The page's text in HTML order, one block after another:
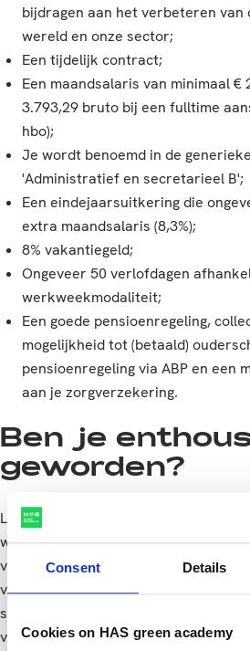
Consent Details
Cookies on HAS green academy
bijdragen aan het verbeteren van
wereld en onze sector;
Een tijdelijk contract;
Een maandsalaris van minimaal €
3.793,29 bruto bij een fulltime
hbo);
Je wordt benoemd in de
'Administratief en secretarieel B';
Een eindejaarsuitkering die
extra maandsalaris (8,3%);
8% vakantiegeld;
Ongeveer 50 verlofdagen
werkweekmodaliteit;
Een goede pensioenregeling,
mogelijkheid tot (betaald)
pensioenregeling via ABP en een
aan je zorgverzekering.
Ben je
geworden?
Laat dan vóór 24 augustus a.s. je
website www.HAS.nl/werkenbij. In
van de HAS vanwege de
voordat je een reactie ontvangt.
sluitingsdatum word je verder
van de procedure.